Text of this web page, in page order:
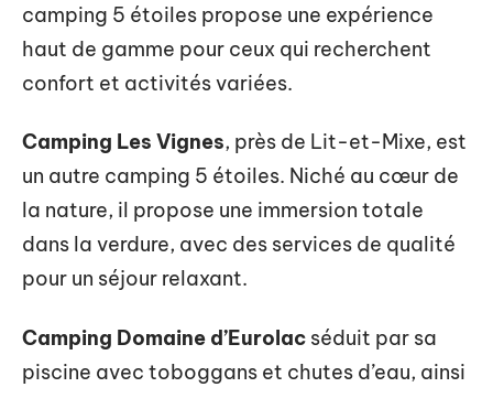
camping 5 étoiles propose une expérience
haut de gamme pour ceux qui recherchent
confort et activités variées.
Camping Les Vignes, près de Lit-et-Mixe, est
un autre camping 5 étoiles. Niché au cœur de
la nature, il propose une immersion totale
dans la verdure, avec des services de qualité
pour un séjour relaxant.
Camping Domaine d’Eurolac séduit par sa
piscine avec toboggans et chutes d’eau, ainsi